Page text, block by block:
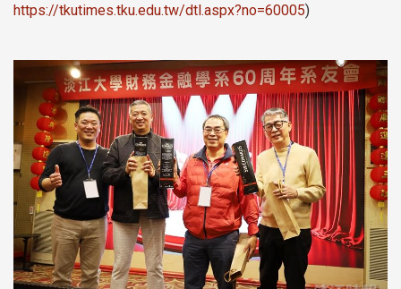
https://tkutimes.tku.edu.tw/dtl.aspx?no=60005)